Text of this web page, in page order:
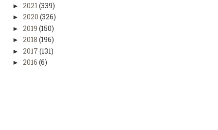
► 2021 (339)
► 2020 (326)
► 2019 (150)
► 2018 (196)
► 2017 (131)
► 2016 (6)